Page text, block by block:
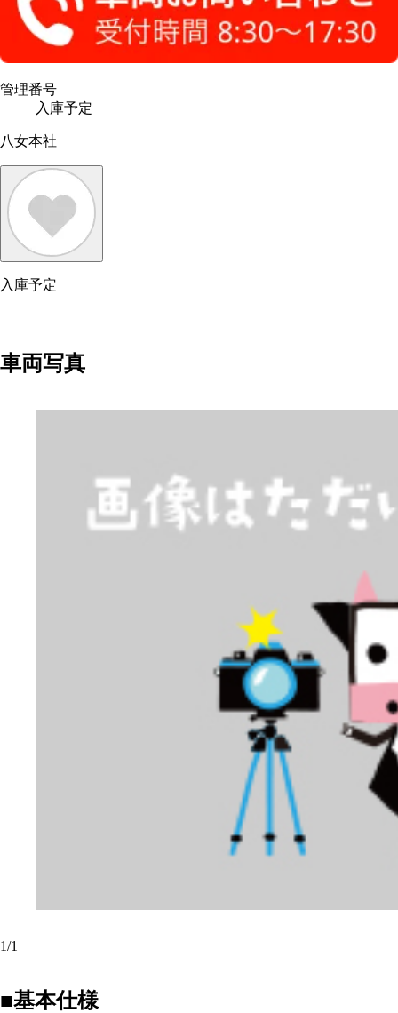
管理番号
入庫予定
八女本社
入庫予定
車両写真
1/1
■基本仕様